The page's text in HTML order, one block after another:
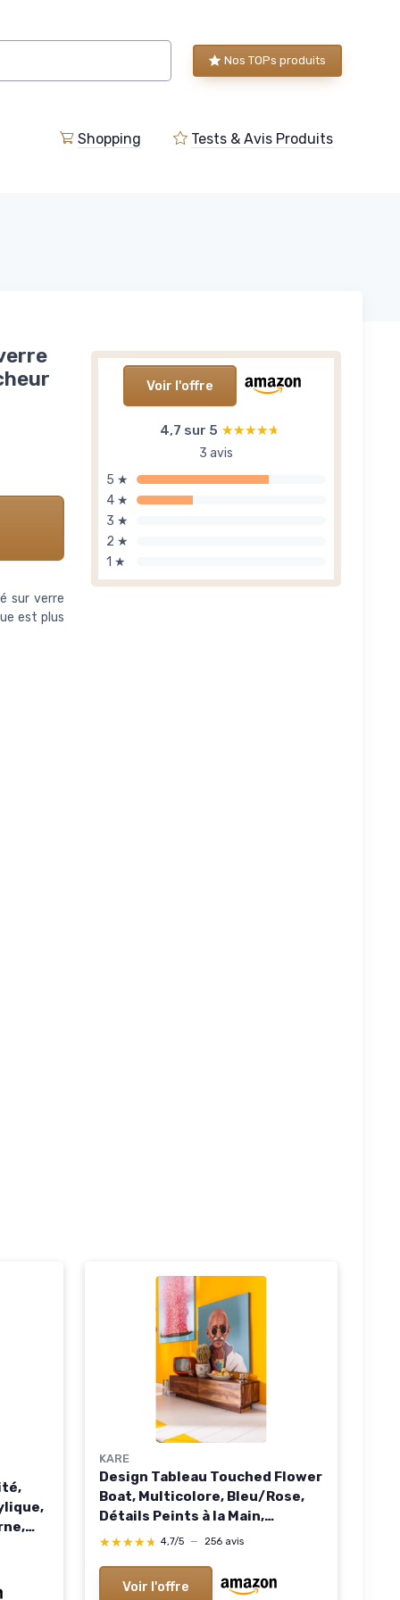
Nos TOPs produits
Shopping Tests & Avis Produits
Voir l'offre
4,7 sur 5 ★★★★★
★★★★★
3 avis
5 ★
4 ★
3 ★
2 ★
1 ★
sur verre
est plus
KARE
Design Tableau Touched Flower
Boat, Multicolore, Bleu/Rose,
Détails Peints à la Main,
Peinture Acrylique, Murale,
Intérieur, Décoration Chambre,
Salon, 120x160cm 160L x 120l
★★★★★
★★★★★ 4,7/5 — 256 avis
Voir l'offre